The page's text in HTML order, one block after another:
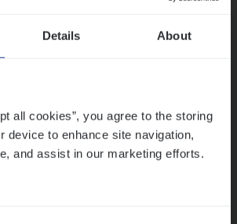
Details About
all cookies”, you agree to the storing
device to enhance site navigation,
and assist in our marketing efforts.